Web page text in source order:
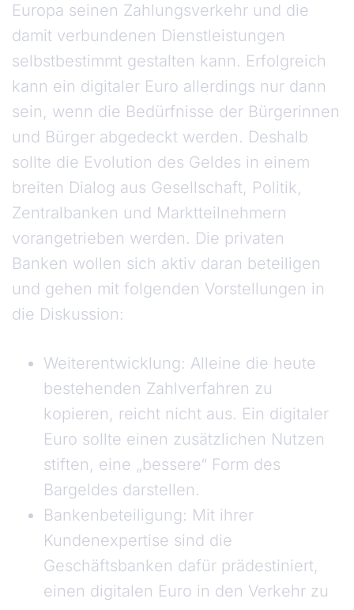
Europa seinen Zahlungsverkehr und die
damit verbundenen Dienstleistungen
selbstbestimmt gestalten kann. Erfolgreich
kann ein digitaler Euro allerdings nur dann
sein, wenn die Bedürfnisse der Bürgerinnen
und Bürger abgedeckt werden. Deshalb
sollte die Evolution des Geldes in einem
breiten Dialog aus Gesellschaft, Politik,
Zentralbanken und Marktteilnehmern
vorangetrieben werden. Die privaten
Banken wollen sich aktiv daran beteiligen
und gehen mit folgenden Vorstellungen in
die Diskussion:
Weiterentwicklung: Alleine die heute
bestehenden Zahlverfahren zu
kopieren, reicht nicht aus. Ein digitaler
Euro sollte einen zusätzlichen Nutzen
stiften, eine „bessere“ Form des
Bargeldes darstellen.
Bankenbeteiligung: Mit ihrer
Kundenexpertise sind die
Geschäftsbanken dafür prädestiniert,
einen digitalen Euro in den Verkehr zu